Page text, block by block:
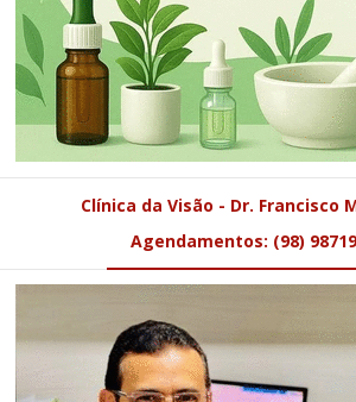
Clínica da Visão - Dr. Francisco
Agendamentos: (98)